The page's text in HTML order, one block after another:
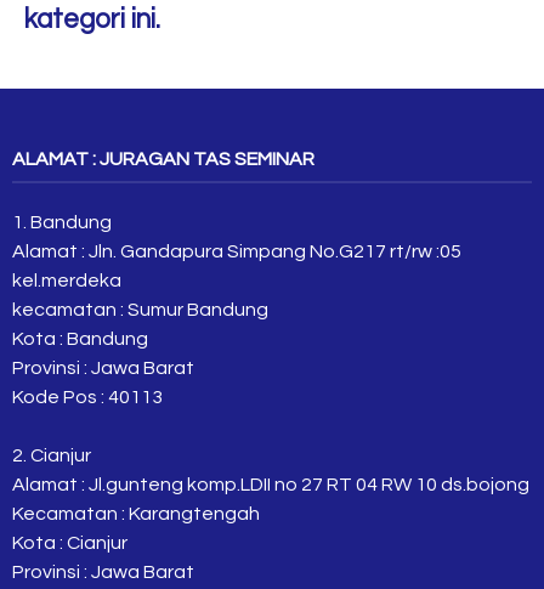
kategori ini.
ALAMAT : JURAGAN TAS SEMINAR
1. Bandung
Alamat : Jln. Gandapura Simpang No.G217 rt/rw :05
kel.merdeka
kecamatan : Sumur Bandung
Kota : Bandung
Provinsi : Jawa Barat
Kode Pos : 40113
2. Cianjur
Alamat : Jl.gunteng komp.LDII no 27 RT 04 RW 10 ds.bojong
Kecamatan : Karangtengah
Kota : Cianjur
Provinsi : Jawa Barat